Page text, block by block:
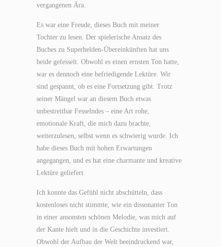
vergangenen Ära.
Es war eine Freude, dieses Buch mit meiner
Tochter zu lesen. Der spielerische Ansatz des
Buches zu Superhelden-Übereinkünften hat uns
beide gefesselt. Obwohl es einen ernsten Ton hatte,
war es dennoch eine befriedigende Lektüre. Wir
sind gespannt, ob es eine Fortsetzung gibt. Trotz
seiner Mängel war an diesem Buch etwas
unbestreitbar Fesselndes – eine Art rohe,
emotionale Kraft, die mich dazu brachte,
weiterzulesen, selbst wenn es schwierig wurde. Ich
habe dieses Buch mit hohen Erwartungen
angegangen, und es hat eine charmante und kreative
Lektüre geliefert.
Ich konnte das Gefühl nicht abschütteln, dass
kostenloses nicht stimmte, wie ein dissonanter Ton
in einer ansonsten schönen Melodie, was mich auf
der Kante hielt und in die Geschichte investiert.
Obwohl der Aufbau der Welt beeindruckend war,